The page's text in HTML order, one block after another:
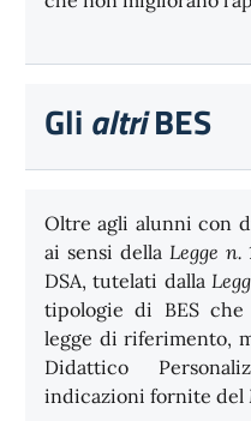
Gli altriBES
Oltre agli alunni con
ai sensi della Legge n.
DSA, tutelati dalla
tipologie di BES
legge di riferimento,
Didattico
indicazioni fornite del